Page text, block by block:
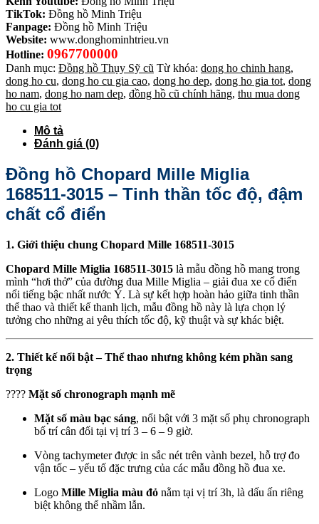
TikTok: Đồng hồ Minh Triệu
Fanpage: Đồng hồ Minh Triệu
Website: www.donghominhtrieu.vn
Hotline: 0967700000
Danh mục: Đồng hồ Thụy Sỹ cũ Từ khóa: dong ho chinh hang,
dong ho cu, dong ho cu gia cao, dong ho dep, dong ho gia tot, dong
ho nam, dong ho nam dep, đồng hồ cũ chính hãng, thu mua dong
ho cu gia tot
Mô tả
Đánh giá (0)
Đồng hồ Chopard Mille Miglia
168511-3015 – Tinh thần tốc độ, đậm
chất cổ điển
1. Giới thiệu chung Chopard Mille 168511-3015
Chopard Mille Miglia 168511-3015 là mẫu đồng hồ mang trong
mình “hơi thở” của đường đua Mille Miglia – giải đua xe cổ điển
nổi tiếng bậc nhất nước Ý. Là sự kết hợp hoàn hảo giữa tinh thần
thể thao và thiết kế thanh lịch, mẫu đồng hồ này là lựa chọn lý
tưởng cho những ai yêu thích tốc độ, kỹ thuật và sự khác biệt.
2. Thiết kế nổi bật – Thể thao nhưng không kém phần sang
trọng
???? Mặt số chronograph mạnh mẽ
Mặt số màu bạc sáng, nổi bật với 3 mặt số phụ chronograph
bố trí cân đối tại vị trí 3 – 6 – 9 giờ.
Vòng tachymeter được in sắc nét trên vành bezel, hỗ trợ đo
vận tốc – yếu tố đặc trưng của các mẫu đồng hồ đua xe.
Logo Mille Miglia màu đỏ nằm tại vị trí 3h, là dấu ấn riêng
biệt không thể nhầm lẫn.